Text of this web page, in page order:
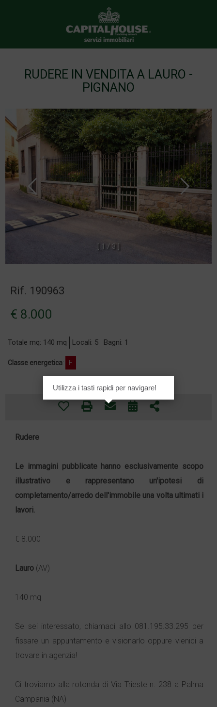
RUDERE IN VENDITA A LAURO -
PIGNANO
[ 1 / 3 ]
Rif. 190963
€ 8.000
Totale mq: 140 mq Locali: 5 Bagni: 1
Classe energetica: F
Rudere
Le immagini pubblicate hanno esclusivamente scopo
illustrativo e rappresentano un'ipotesi di
completamento/arredo dell'immobile una volta ultimati i
lavori.
€ 8.000
Lauro (AV)
140 mq
Se sei interessato, chiamaci allo 081.195.33.295 per
fissare un appuntamento e visionarlo oppure vienici a
trovare in agenzia!
Ci troviamo alla rotonda di Via Trieste n. 238 a Palma
Campania (NA)
Utilizza i tasti rapidi per navigare!